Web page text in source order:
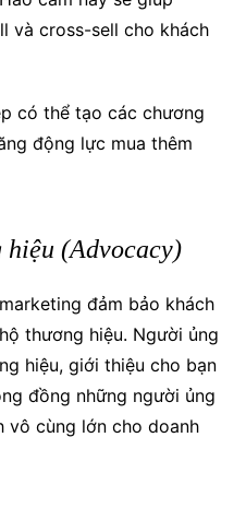
và cross-sell cho khách
có thể tạo các chương
động lực mua thêm
hiệu (Advocacy)
đảm bảo khách
thương hiệu. Người ủng
hiệu, giới thiệu cho bạn
đồng những người ủng
vô cùng lớn cho doanh